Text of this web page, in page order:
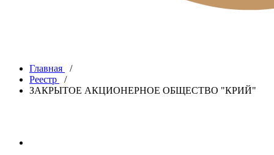
Главная
/
Реестр
/
ЗАКРЫТОЕ АКЦИОНЕРНОЕ ОБЩЕСТВО "КРИЙ"